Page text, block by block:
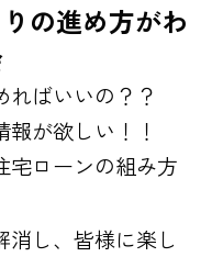
の進め方がわ
ればいいの？？
が欲しい！！
宅ローンの組み方
し、皆様に楽し